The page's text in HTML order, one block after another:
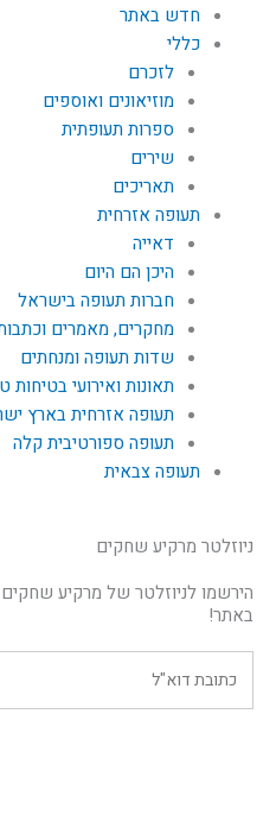
חדש באתר
כללי
לזכרם
מוזיאונים ואוספים
ספרות תעופתית
שירים
תאריכים
תעופה אזרחית
דאייה
היכן הם היום
חברות תעופה בישראל
מחקרים, מאמרים
שדות תעופה ומנחתים
תאונות ואירועי בטיחות
תעופה אזרחית בארץ
תעופה ספורטיבית קלה
תעופה צבאית
ניוזלטר מרקיע שחקים
הירשמו לניוזלטר של מרקיע
באתר!